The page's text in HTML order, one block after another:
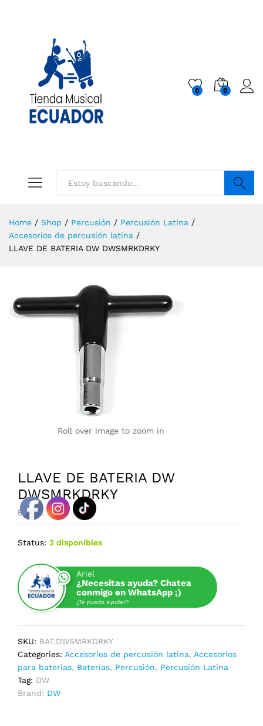
0 0
Home / Shop / Percusión / Percusión Latina /
Accesorios de percusión latina /
LLAVE DE BATERIA DW DWSMRKDRKY
Roll over image to zoom in
LLAVE DE BATERIA DW
DWSMRKDRKY
Brand:DW
Status: 2 disponibles
Ariel
¿Necesitas ayuda? Chatea
conmigo en WhatsApp ;)
¿Te puedo ayudar?
SKU: BAT.DWSMRKDRKY
Categories: Accesorios de percusión latina, Accesorios
para baterias, Baterías, Percusión, Percusión Latina
Tag: DW
Brand: DW